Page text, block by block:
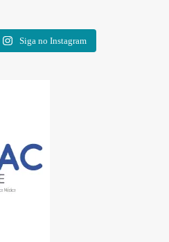
Siga no Instagram